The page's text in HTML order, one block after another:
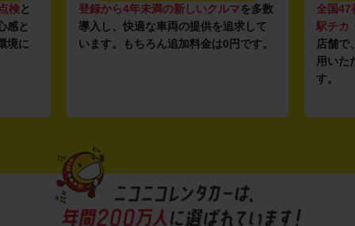
検と
感と
境に
登録から4年未満の新しいクルマを多数
導入し、快適な車両の提供を追求して
います。もちろん追加料金は0円です。
全国47
駅チカ
店舗で
用いた
す。